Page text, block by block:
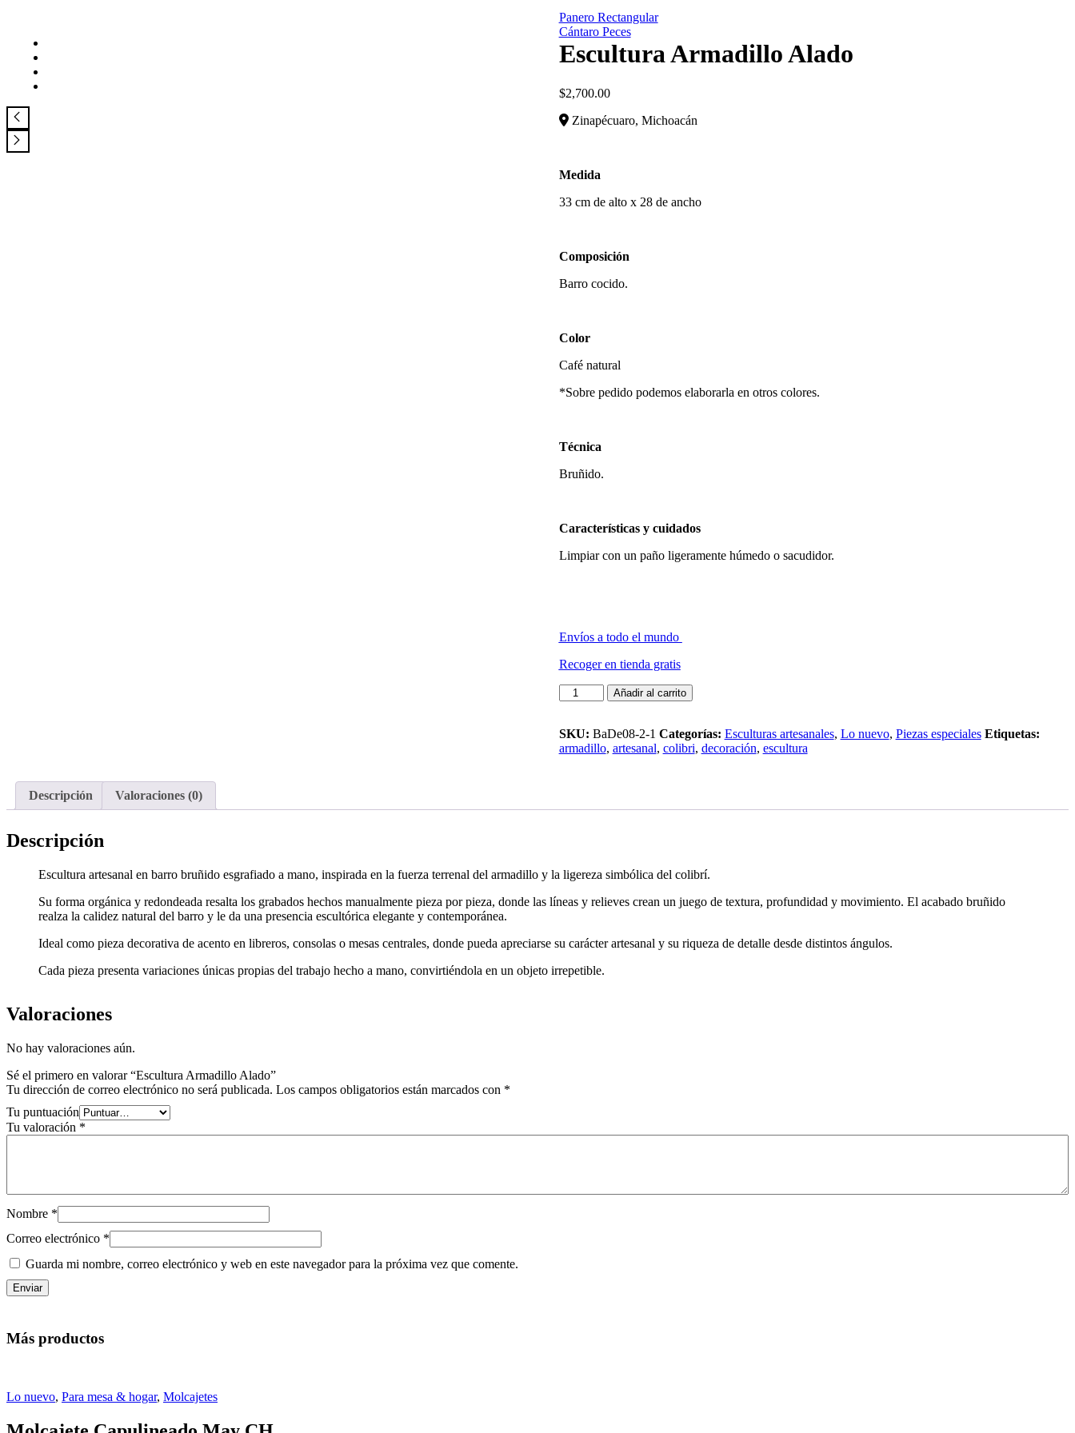
Panero Rectangular
Cántaro Peces
Escultura Armadillo Alado
$2,700.00
Zinapécuaro, Michoacán
Medida
33 cm de alto x 28 de ancho
Composición
Barro cocido.
Color
Café natural
*Sobre pedido podemos elaborarla en otros colores.
Técnica
Bruñido.
Características y cuidados
Limpiar con un paño ligeramente húmedo o sacudidor.
Envíos a todo el mundo
Recoger en tienda gratis
Escultura
Armadillo
cantidad
Añadir al carrito
SKU: BaDe08-2-1 Categorías: Esculturas artesanales, Lo nuevo, Piezas especiales Etiquetas:
armadillo, artesanal, colibri, decoración, escultura
Descripción Valoraciones (0)
Descripción
Escultura artesanal en barro bruñido esgrafiado a mano, inspirada en la fuerza terrenal del armadillo y la ligereza simbólica del colibrí.
Su forma orgánica y redondeada resalta los grabados hechos manualmente pieza por pieza, donde las líneas y relieves crean un juego de textura, profundidad y movimiento. El acabado bruñido
realza la calidez natural del barro y le da una presencia escultórica elegante y contemporánea.
Ideal como pieza decorativa de acento en libreros, consolas o mesas centrales, donde pueda apreciarse su carácter artesanal y su riqueza de detalle desde distintos ángulos.
Cada pieza presenta variaciones únicas propias del trabajo hecho a mano, convirtiéndola en un objeto irrepetible.
Valoraciones
No hay valoraciones aún.
Sé el primero en valorar “Escultura Armadillo Alado”
Tu dirección de correo electrónico no será publicada. Los campos obligatorios están marcados con *
Tu puntuación
Tu valoración *
Nombre *
Correo electrónico *
Guarda mi nombre, correo electrónico y web en este navegador para la próxima vez que comente.
Más productos
Lo nuevo, Para mesa & hogar, Molcajetes